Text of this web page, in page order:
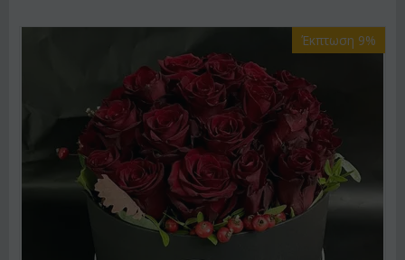
Έκπτωση 9%